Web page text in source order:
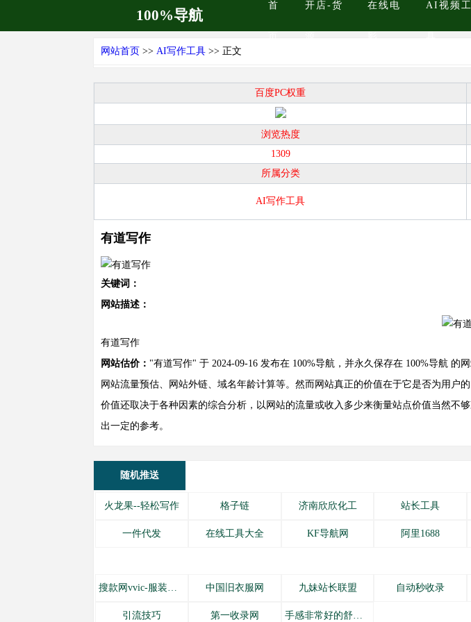
100%导航
首 开店-货 在线电 AI视频工
网站首页 >>AI写作工具 >> 正文
百度PC权重
浏览热度
1309
所属分类
AI写作工具
有道写作
关键词：
网站描述：
有道写作
网站估价： "有道写作" 于 2024-09-16 发布在 100%导航，并永久保存在 100%导航
网站流量预估、网站外链、域名年龄计算等。然而网站真正的价值在于它是否为用
价值还取决于各种因素的综合分析，以网站的流量或收入多少来衡量站点价值当然不
出一定的参考。
随机推送
火龙果--轻松写作 格子链 济南欣欣化工 站长工具
一件代发 在线工具大全 KF导航网 阿里1688
搜款网vvic-服装批发 中国旧衣服网 九妹站长联盟 自动秒收录
引流技巧 第一收录网 手感非常好的舒适内衣